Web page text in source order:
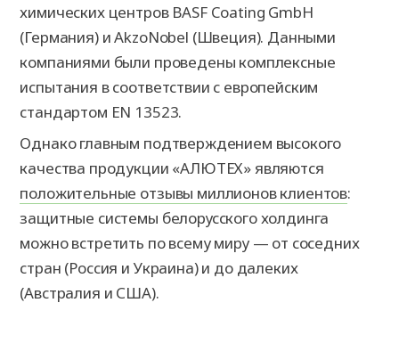
химических центров BASF Coating GmbH
(Германия) и AkzoNobel (Швеция). Данными
компаниями были проведены комплексные
испытания в соответствии с европейским
стандартом EN 13523.
Однако главным подтверждением высокого
качества продукции «АЛЮТЕХ» являются
положительные отзывы миллионов клиентов:
защитные системы белорусского холдинга
можно встретить по всему миру — от соседних
стран (Россия и Украина) и до далеких
(Австралия и США).